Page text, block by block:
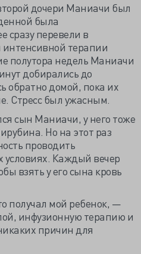
дочери Маниачи был
была
сразу перевели в
терапии
полутора недель Маниачи
добирались до
обратно домой, пока их
Стресс был ужасным.
сын Маниачи, у него тоже
Но на этот раз
проводить
Каждый вечер
взять у его сына кровь
получал мой ребенок, —
инфузионную терапию и
причин для